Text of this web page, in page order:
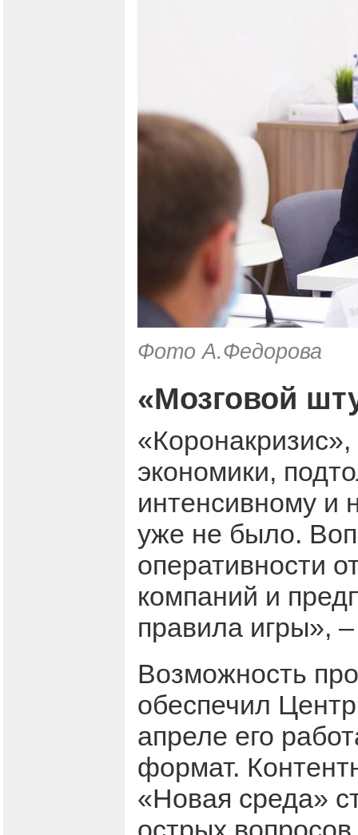
Фото А.Федорова
«Мозговой
экономики,
интенсивному и
уже не было.
оперативности
компаний и
правила игры»,
Возможность
обеспечил
апреле его
формат.
«Новая среда»